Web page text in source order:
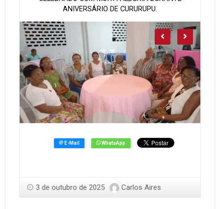
ANIVERSÁRIO DE CURURUPU.
3 de outubro de 2025 Carlos Aires